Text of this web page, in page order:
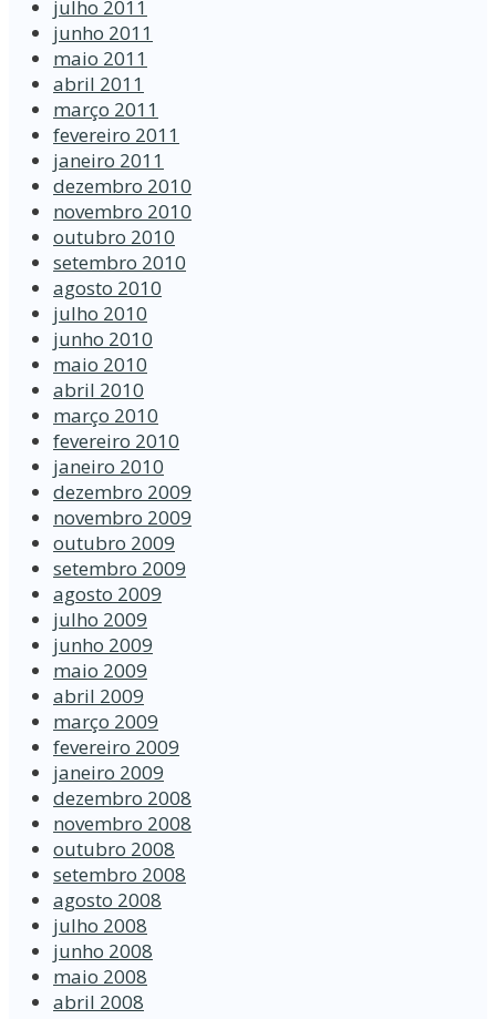
julho 2011
junho 2011
maio 2011
abril 2011
março 2011
fevereiro 2011
janeiro 2011
dezembro 2010
novembro 2010
outubro 2010
setembro 2010
agosto 2010
julho 2010
junho 2010
maio 2010
abril 2010
março 2010
fevereiro 2010
janeiro 2010
dezembro 2009
novembro 2009
outubro 2009
setembro 2009
agosto 2009
julho 2009
junho 2009
maio 2009
abril 2009
março 2009
fevereiro 2009
janeiro 2009
dezembro 2008
novembro 2008
outubro 2008
setembro 2008
agosto 2008
julho 2008
junho 2008
maio 2008
abril 2008